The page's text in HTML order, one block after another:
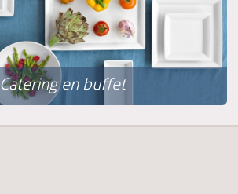
Catering en buffet